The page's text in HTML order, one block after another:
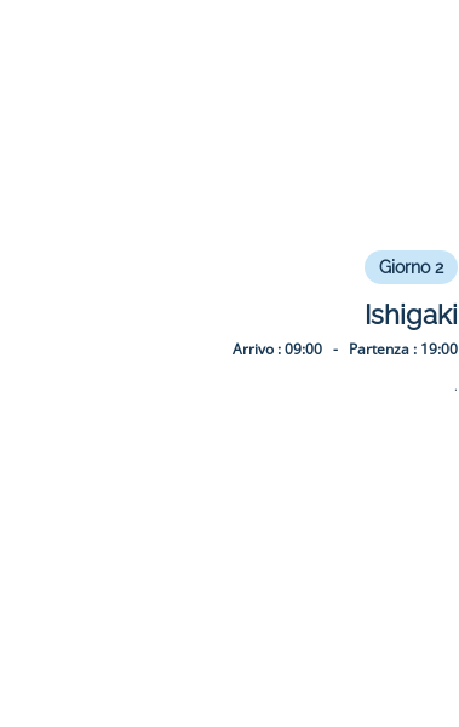
Giorno 2
Ishigaki
Arrivo :09:00 - Partenza : 19:00
.